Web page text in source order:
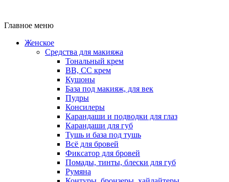
Главное меню
Женское
Средства для макияжа
Тональный крем
BB, CC крем
Кушоны
База под макияж, для век
Пудры
Консилеры
Карандаши и подводки для глаз
Карандаши для губ
Тушь и база под тушь
Всё для бровей
Фиксатор для бровей
Помады, тинты, блески для губ
Румяна